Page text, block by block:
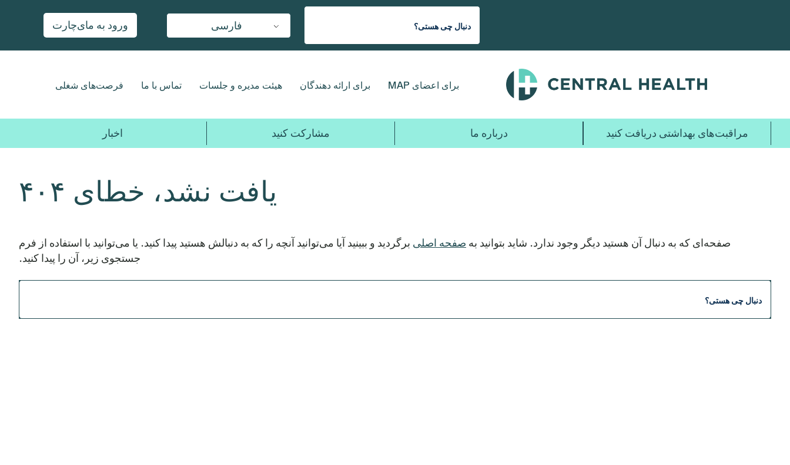
اصلی
فارسی ورود به مای‌چارت
برای اعضای MAP برای ارائه دهندگان هیئت مدیره و جلسات تماس با ما فرصت‌های شغلی
مراقبت‌های بهداشتی دریافت کنید درباره ما مشارکت کنید اخبار
یافت نشد، خطای ۴۰۴
صفحه‌ای که به دنبال آن هستید دیگر وجود ندارد. شاید بتوانید به صفحه اصلی برگردید و ببینید آیا می‌توانید آنچه را که به دنبالش هستید پیدا کنید. یا می‌توانید با استفاده از فرم
جستجوی زیر، آن را پیدا کنید.